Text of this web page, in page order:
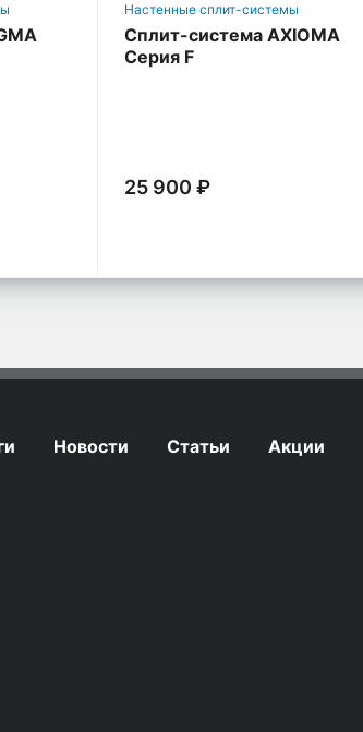
Настенные сплит-системы
Сплит-система AXIOMA
Серия F
25 900 ₽
Новости Статьи Акции